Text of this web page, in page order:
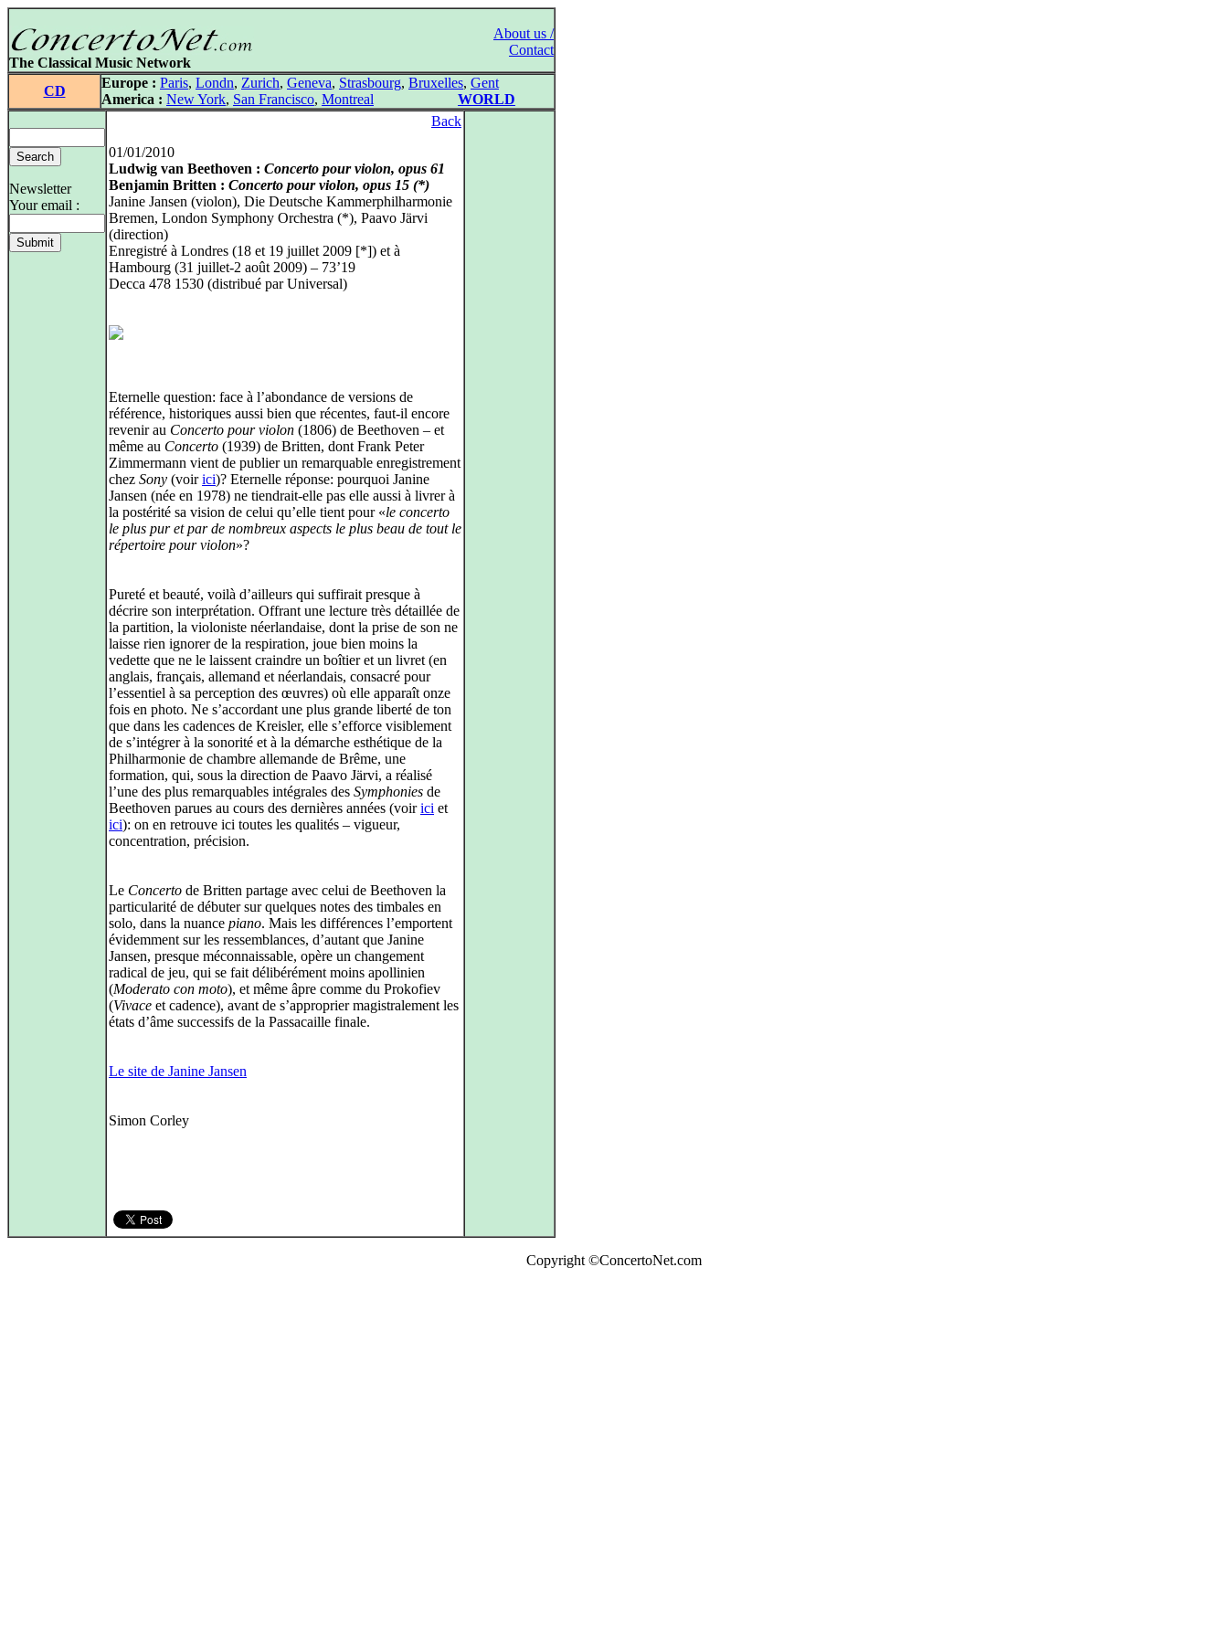
About us /
Contact
The Classical Music Network
CD
Europe : Paris, Londn, Zurich, Geneva, Strasbourg, Bruxelles, Gent
America : New York, San Francisco, Montreal WORLD
Newsletter
Your email :
Back
01/01/2010
Ludwig van Beethoven : Concerto pour violon, opus 61
Benjamin Britten : Concerto pour violon, opus 15 (*)
Janine Jansen (violon), Die Deutsche Kammerphilharmonie
Bremen, London Symphony Orchestra (*), Paavo Järvi
(direction)
Enregistré à Londres (18 et 19 juillet 2009 [*]) et à
Hambourg (31 juillet-2 août 2009) – 73’19
Decca 478 1530 (distribué par Universal)
Eternelle question: face à l’abondance de versions de
référence, historiques aussi bien que récentes, faut-il encore
revenir au Concerto pour violon (1806) de Beethoven – et
même au Concerto (1939) de Britten, dont Frank Peter
Zimmermann vient de publier un remarquable enregistrement
chez Sony (voirici)? Eternelle réponse: pourquoi Janine
Jansen (née en 1978) ne tiendrait-elle pas elle aussi à livrer à
la postérité sa vision de celui qu’elle tient pour «le concerto
le plus pur et par de nombreux aspects le plus beau de tout le
répertoire pour violon»?
Pureté et beauté, voilà d’ailleurs qui suffirait presque à
décrire son interprétation. Offrant une lecture très détaillée de
la partition, la violoniste néerlandaise, dont la prise de son ne
laisse rien ignorer de la respiration, joue bien moins la
vedette que ne le laissent craindre un boîtier et un livret (en
anglais, français, allemand et néerlandais, consacré pour
l’essentiel à sa perception des œuvres) où elle apparaît onze
fois en photo. Ne s’accordant une plus grande liberté de ton
que dans les cadences de Kreisler, elle s’efforce visiblement
de s’intégrer à la sonorité et à la démarche esthétique de la
Philharmonie de chambre allemande de Brême, une
formation, qui, sous la direction de Paavo Järvi, a réalisé
l’une des plus remarquables intégrales des Symphonies de
Beethoven parues au cours des dernières années (voirici et
ici): on en retrouve ici toutes les qualités – vigueur,
concentration, précision.
Le Concerto de Britten partage avec celui de Beethoven la
particularité de débuter sur quelques notes des timbales en
solo, dans la nuance piano. Mais les différences l’emportent
évidemment sur les ressemblances, d’autant que Janine
Jansen, presque méconnaissable, opère un changement
radical de jeu, qui se fait délibérément moins apollinien
(Moderato con moto), et même âpre comme du Prokofiev
(Vivace et cadence), avant de s’approprier magistralement les
états d’âme successifs de la Passacaille finale.
Le site de Janine Jansen
Simon Corley
Copyright ©ConcertoNet.com